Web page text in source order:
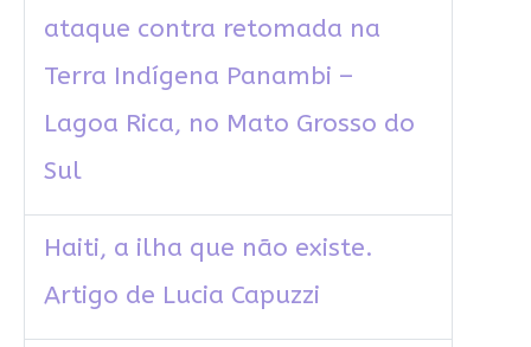
ataque contra retomada na
Terra Indígena Panambi –
Lagoa Rica, no Mato Grosso do
Sul
Haiti, a ilha que não existe.
Artigo de Lucia Capuzzi